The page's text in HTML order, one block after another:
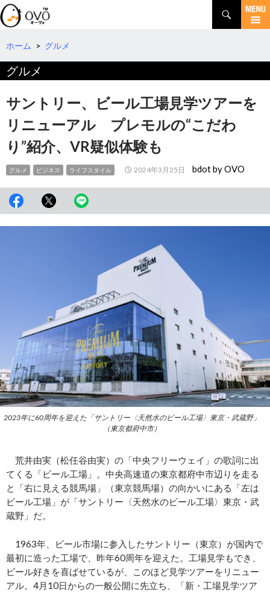
検
索
コ
テ
ツ
へ
ホーム > グルメ
グルメ
サントリー、ビール工場見学ツアーを
リニューアル プレモルの“こだわ
り”紹介、VR疑似体験も
グルメ ビジネス ライフスタイル 2024年3月25日 bdot by OVO
2023年に60周年を迎えた「サントリー〈天然水のビール工場〉東京・武蔵野」
（東京都府中市）
荒井由実（松任谷由実）の「中央フリーウェイ」の歌詞に出
てくる「ビール工場」。中央高速道の東京都府中市辺りを走る
と「右に見える競馬場」（東京競馬場）の向かいにある「左は
ビール工場」が「サントリー〈天然水のビール工場〉東京・武
蔵野」だ。
1963年、ビール市場に参入したサントリー（東京）が国内で
最初に造った工場で、昨年60周年を迎えた。工場見学もでき、
ビール好きを喜ばせているが、このほど見学ツアーをリニュー
アル。4月10日からの一般公開に先立ち、「新・工場見学ツア